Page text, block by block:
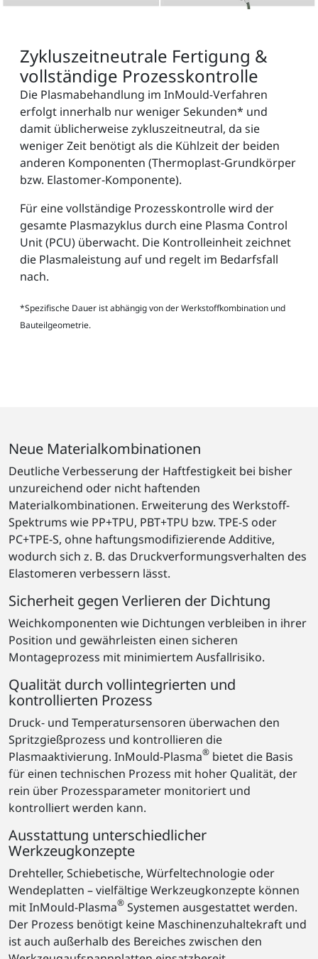
Zykluszeitneutrale Fertigung &
vollständige Prozesskontrolle
Die Plasmabehandlung im InMould-Verfahren
erfolgt innerhalb nur weniger Sekunden* und
damit üblicherweise zykluszeitneutral, da sie
weniger Zeit benötigt als die Kühlzeit der beiden
anderen Komponenten (Thermoplast-Grundkörper
bzw. Elastomer-Komponente).
Für eine vollständige Prozesskontrolle wird der
gesamte Plasmazyklus durch eine Plasma Control
Unit (PCU) überwacht. Die Kontrolleinheit zeichnet
die Plasmaleistung auf und regelt im Bedarfsfall
nach.
*Spezifische Dauer ist abhängig von der Werkstoffkombination und
Bauteilgeometrie.
Neue Materialkombinationen
Deutliche Verbesserung der Haftfestigkeit bei bisher
unzureichend oder nicht haftenden
Materialkombinationen. Erweiterung des Werkstoff-
Spektrums wie PP+TPU, PBT+TPU bzw. TPE-S oder
PC+TPE-S, ohne haftungsmodifizierende Additive,
wodurch sich z. B. das Druckverformungsverhalten des
Elastomeren verbessern lässt.
Sicherheit gegen Verlieren der Dichtung
Weichkomponenten wie Dichtungen verbleiben in ihrer
Position und gewährleisten einen sicheren
Montageprozess mit minimiertem Ausfallrisiko.
Qualität durch vollintegrierten und
kontrollierten Prozess
Druck- und Temperatursensoren überwachen den
Spritzgießprozess und kontrollieren die
Plasmaaktivierung. InMould-Plasma® bietet die Basis
für einen technischen Prozess mit hoher Qualität, der
rein über Prozessparameter monitoriert und
kontrolliert werden kann.
Ausstattung unterschiedlicher
Werkzeugkonzepte
Drehteller, Schiebetische, Würfeltechnologie oder
Wendeplatten – vielfältige Werkzeugkonzepte können
mit InMould-Plasma® Systemen ausgestattet werden.
Der Prozess benötigt keine Maschinenzuhaltekraft und
ist auch außerhalb des Bereiches zwischen den